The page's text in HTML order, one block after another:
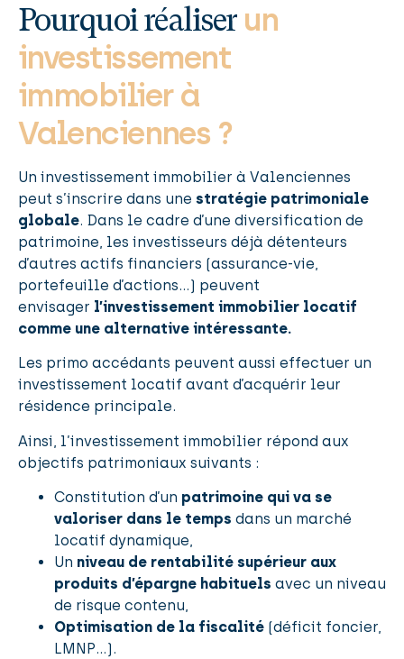
Pourquoi réaliser un
investissement
immobilier à
Valenciennes ?
Un investissement immobilier à Valenciennes
peut s’inscrire dans une stratégie patrimoniale
globale. Dans le cadre d’une diversification de
patrimoine, les investisseurs déjà détenteurs
d’autres actifs financiers (assurance-vie,
portefeuille d’actions…) peuvent
envisager l’investissement immobilier locatif
comme une alternative intéressante.
Les primo accédants peuvent aussi effectuer un
investissement locatif avant d’acquérir leur
résidence principale.
Ainsi, l’investissement immobilier répond aux
objectifs patrimoniaux suivants :
Constitution d’un patrimoine qui va se
valoriser dans le temps dans un marché
locatif dynamique,
Un niveau de rentabilité supérieur aux
produits d’épargne habituels avec un niveau
de risque contenu,
Optimisation de la fiscalité (déficit foncier,
LMNP…).